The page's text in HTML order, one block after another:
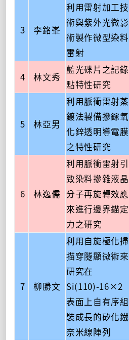
3 李銘峯
利用雷射加工技
術與紫外光微影
術製作微型染料
雷射
4 林文秀
藍光碟片之記錄
點特性研究
5 林亞男
利用脈衝雷射蒸
鍍法製備摻鎵氧
化鋅透明導電膜
之特性研究
6 林逸儒
利用脈衝雷射引
致染料摻雜液晶
分子再旋轉效應
來進行邊界錨定
力之研究
7 柳勝文
利用自旋極化掃
描穿隧顯微術來
研究在
Si(110)-16×2
表面上自有序組
裝成長的矽化鐵
奈米線陣列